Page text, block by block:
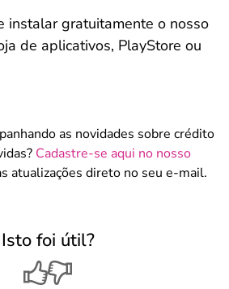
instalar gratuitamente o nosso
de aplicativos, PlayStore ou
as novidades sobre crédito
Cadastre-se aqui no nosso
atualizações direto no seu e-mail.
Isto foi útil?